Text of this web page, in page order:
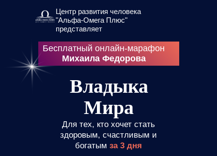
Центр развития человека
"Альфа-Омега Плюс"
представляет
Владыка
Мира
Для тех, кто хочет стать
здоровым, счастливым и
богатым за 3 дня
Бесплатный онлайн-марафон
Михаила Федорова